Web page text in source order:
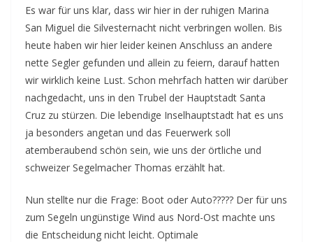
Es war für uns klar, dass wir hier in der ruhigen Marina
San Miguel die Silvesternacht nicht verbringen wollen. Bis
heute haben wir hier leider keinen Anschluss an andere
nette Segler gefunden und allein zu feiern, darauf hatten
wir wirklich keine Lust. Schon mehrfach hatten wir darüber
nachgedacht, uns in den Trubel der Hauptstadt Santa
Cruz zu stürzen. Die lebendige Inselhauptstadt hat es uns
ja besonders angetan und das Feuerwerk soll
atemberaubend schön sein, wie uns der örtliche und
schweizer Segelmacher Thomas erzählt hat.
Nun stellte nur die Frage: Boot oder Auto????? Der für uns
zum Segeln ungünstige Wind aus Nord-Ost machte uns
die Entscheidung nicht leicht. Optimale